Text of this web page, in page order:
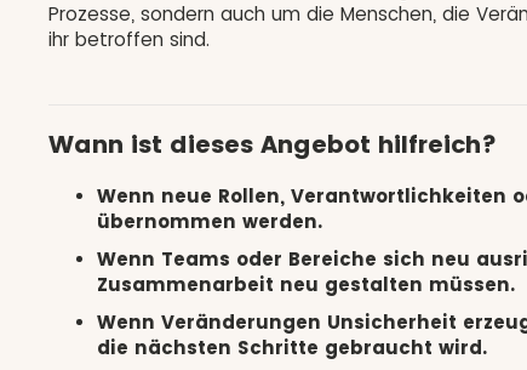
Prozesse, sondern auch um die Menschen, die
ihr betroffen sind.
Wann ist dieses Angebot hilfreich?
Wenn neue Rollen, Verantwortlichkeiten
übernommen werden.
Wenn Teams oder Bereiche sich neu
Zusammenarbeit neu gestalten müssen.
Wenn Veränderungen Unsicherheit
die nächsten Schritte gebraucht wird.